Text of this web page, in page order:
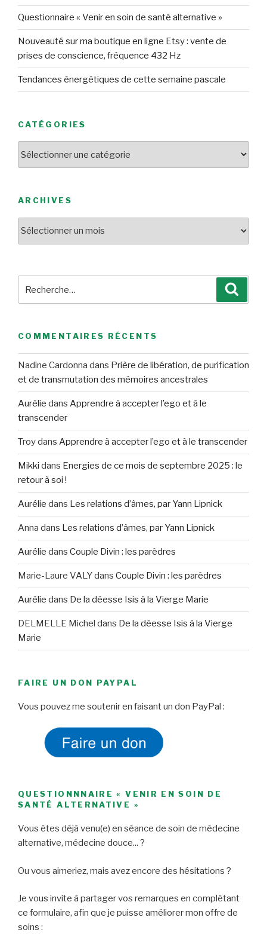
Questionnaire « Venir en soin de santé alternative »
Nouveauté sur ma boutique en ligne Etsy : vente de
prises de conscience, fréquence 432 Hz
Tendances énergétiques de cette semaine pascale
CATÉGORIES
ARCHIVES
COMMENTAIRES RÉCENTS
Nadine Cardonna dans Prière de libération, de purification
et de transmutation des mémoires ancestrales
Aurélie dans Apprendre à accepter l’ego et à le
transcender
Troydans Apprendre à accepter l’ego et à le transcender
Mikki dans Energies de ce mois de septembre 2025 : le
retour à soi !
Aurélie dans Les relations d’âmes, par Yann Lipnick
Anna dans Les relations d’âmes, par Yann Lipnick
Aurélie dans Couple Divin : les parèdres
Marie-Laure VALYdans Couple Divin : les parèdres
Aurélie dans De la déesse Isis à la Vierge Marie
DELMELLE Michel dans De la déesse Isis à la Vierge
Marie
FAIRE UN DON PAYPAL
Vous pouvez me soutenir en faisant un don PayPal :
QUESTIONNNAIRE « VENIR EN SOIN DE
SANTÉ ALTERNATIVE »
Vous êtes déjà venu(e) en séance de soin de médecine
alternative, médecine douce... ?
Ou vous aimeriez, mais avez encore des hésitations ?
Je vous invite à partager vos remarques en complétant
ce formulaire, afin que je puisse améliorer mon offre de
soins :